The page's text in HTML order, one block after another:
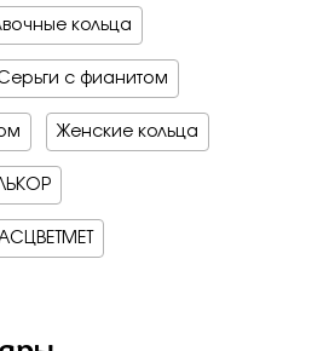
кольца
с фианитом
Женские кольца